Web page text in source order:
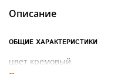
Описание
ОБЩИЕ ХАРАКТЕРИСТИКИ
цвет кремовый